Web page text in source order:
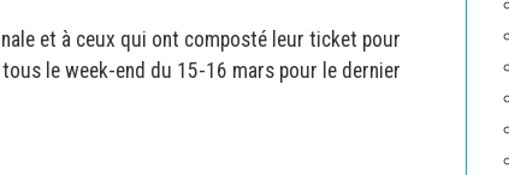
et à ceux qui ont composté leur ticket pour
le week-end du 15-16 mars pour le dernier